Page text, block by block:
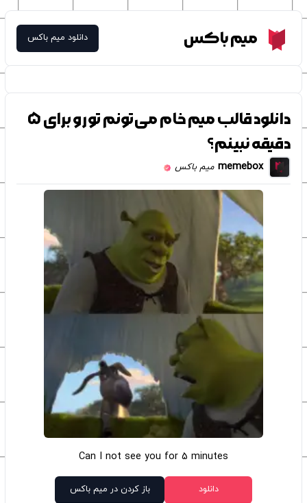
Meme Boxمیم باکس دانلود میم باکس
دانلود قالب میم خام می‌تونم تو رو برای ۵
دقیقه نبینم؟
memebox میم باکس
Can I not see you for 5 minutes
دانلود باز کردن در میم باکس